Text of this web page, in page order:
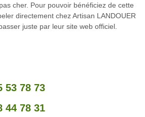
cher. Pour pouvoir bénéficiez de cette
directement chez Artisan LANDOUER
juste par leur site web officiel.
53 78 73
44 78 31